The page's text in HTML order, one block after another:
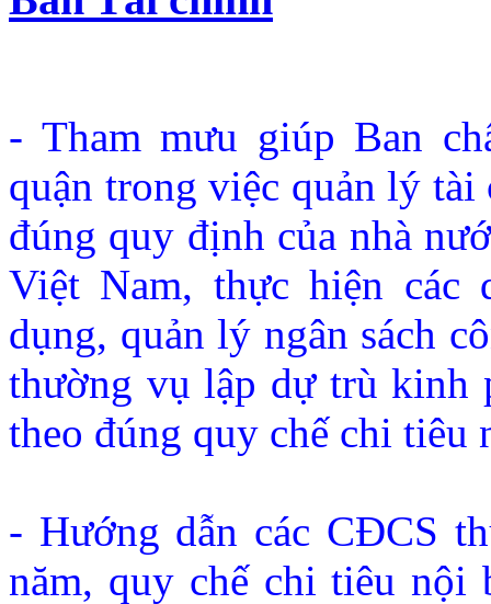
- Tham mưu giúp Ban
quận trong việc quản lý tài
đúng quy định của nhà
Việt Nam, thực hiện các
dụng, quản lý ngân sách
thường vụ lập dự trù kinh
theo đúng quy chế chi tiêu
- Hướng dẫn các CĐCS
năm, quy chế chi tiêu nội